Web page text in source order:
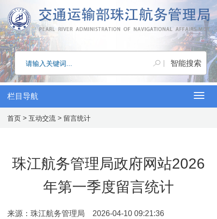
栏目导航
首页 > 互动交流 > 留言统计
珠江航务管理局政府网站2026
年第一季度留言统计
来源：珠江航务管理局 2026-04-10 09:21:36